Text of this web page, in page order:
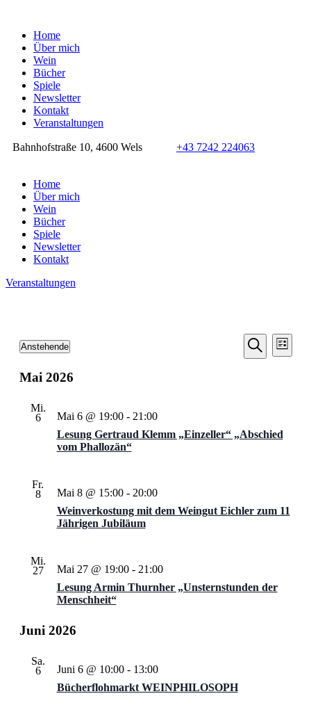
Home
Über mich
Wein
Bücher
Spiele
Newsletter
Kontakt
Veranstaltungen
Bahnhofstraße 10, 4600 Wels +43 7242 224063
Home
Über mich
Wein
Bücher
Spiele
Newsletter
Kontakt
Veranstaltungen
Veranstaltungen
Suche
Suche
Liste
Anstehende
wählen.
Mai 2026
Mi.
6
Lesung Gertraud Klemm „Einzeller“ „Abschied
vom Phallozän“
Mai 6 @ 19:00- 21:00
Fr.
8
Weinverkostung mit dem Weingut Eichler zum 11
Jährigen Jubiläum
Mai 8 @ 15:00- 20:00
Mi.
27
Lesung Armin Thurnher „Unsternstunden der
Menschheit“
Mai 27 @ 19:00- 21:00
Juni 2026
Sa.
6
Bücherflohmarkt WEINPHILOSOPH
Juni 6 @ 10:00- 13:00